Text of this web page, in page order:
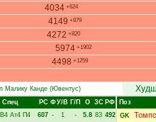
4034 +624
4149 +879
4272 +820
5974 +1902
4498 +1259
Малику Канде (Ювентус)
Спец РC ФУ/В Г/П О ЗС РФ
В4 Ат4 П4 607 - 1 - 5.8 83 492
Поз
GK